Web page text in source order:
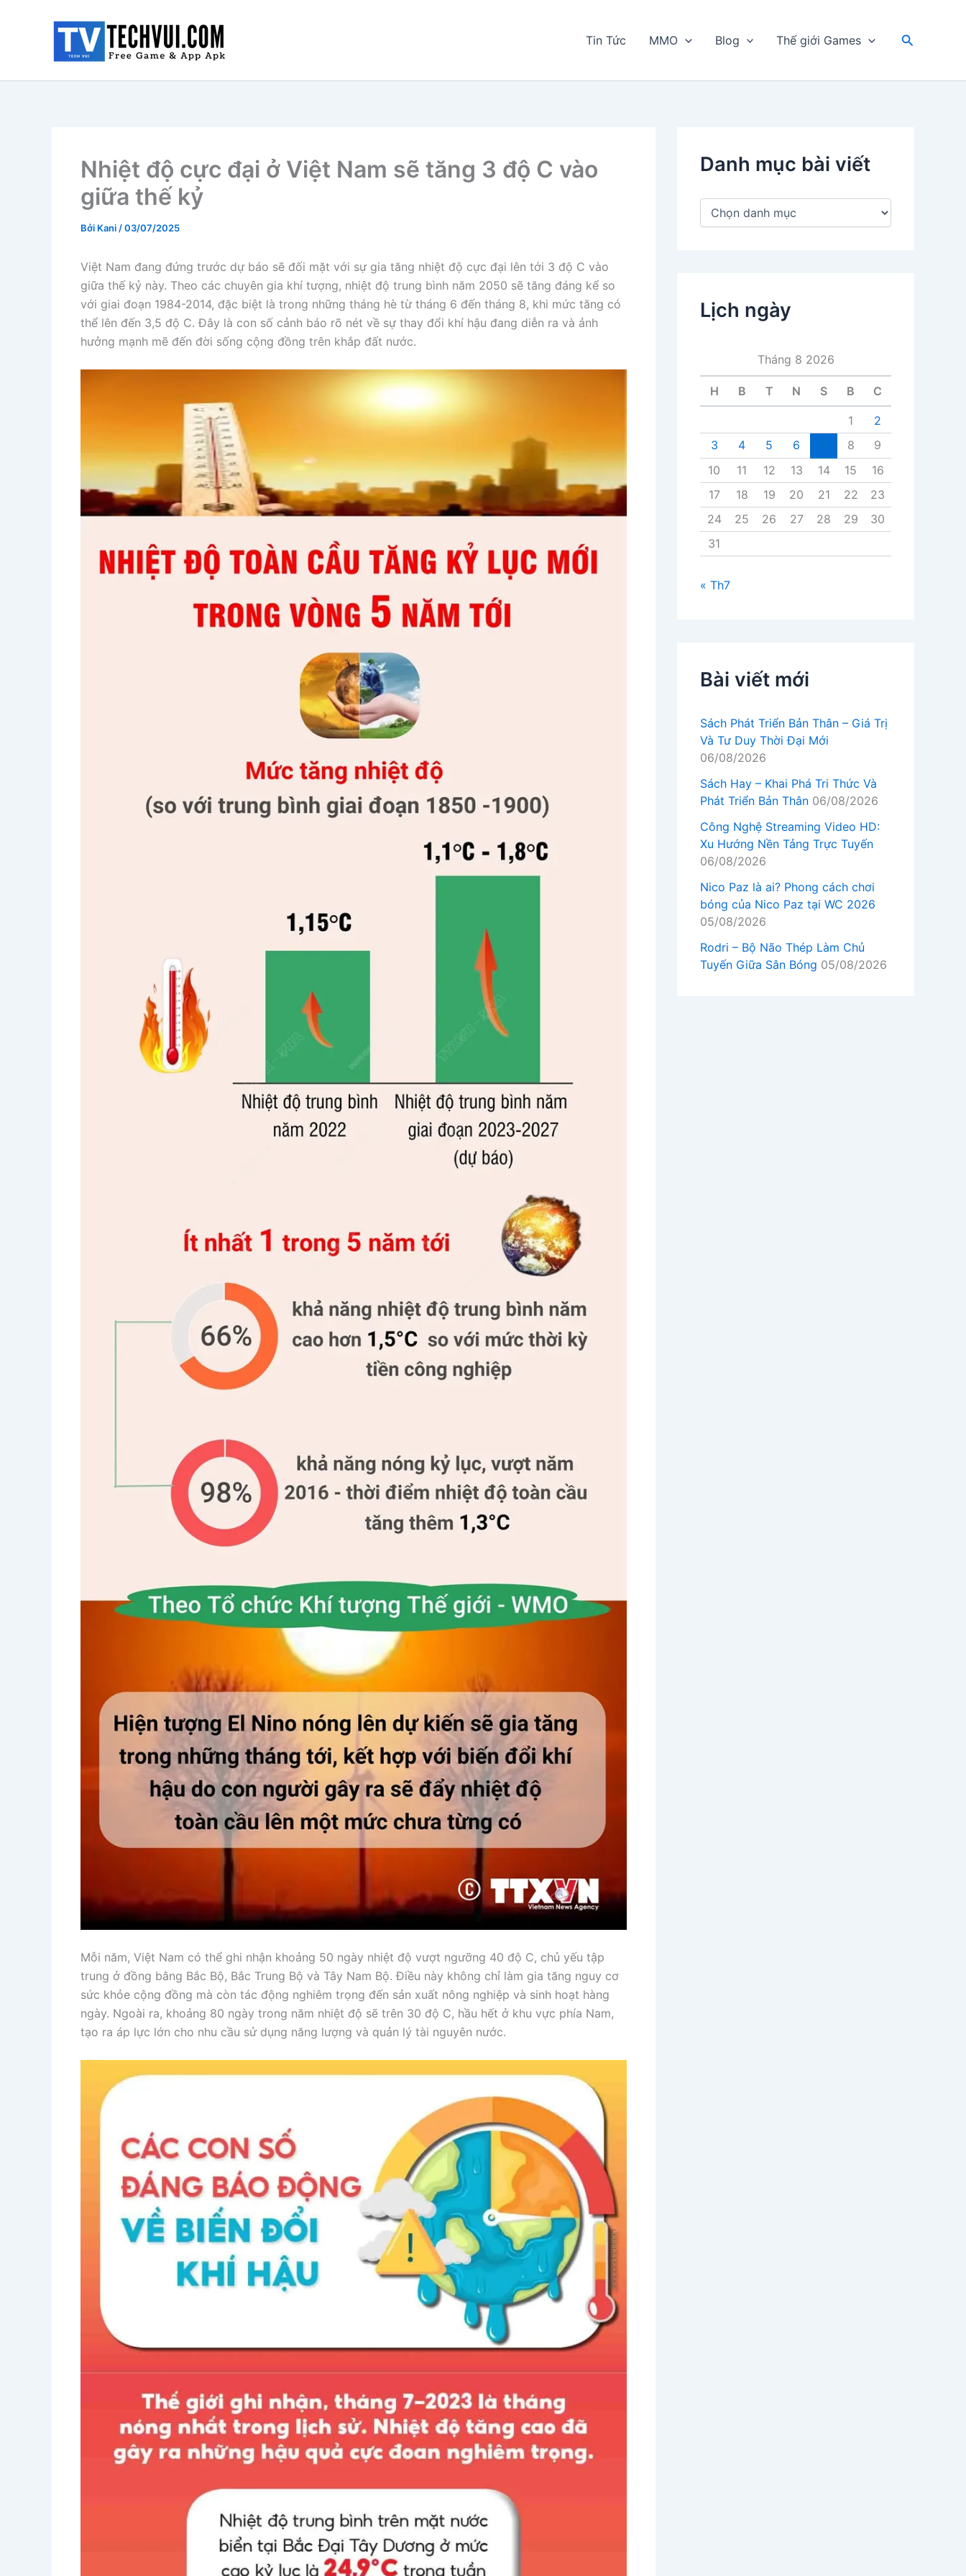
Tin Tức MMO Blog Thế giới Games
Tìm
Nhiệt độ cực đại ở Việt Nam sẽ tăng 3 độ C vào
giữa thế kỷ
Bởi Kani /03/07/2025
Việt Nam đang đứng trước dự báo sẽ đối mặt với sự gia tăng nhiệt độ cực đại lên tới 3 độ C vào
giữa thế kỷ này. Theo các chuyên gia khí tượng, nhiệt độ trung bình năm 2050 sẽ tăng đáng kể so
với giai đoạn 1984-2014, đặc biệt là trong những tháng hè từ tháng 6 đến tháng 8, khi mức tăng có
thể lên đến 3,5 độ C. Đây là con số cảnh báo rõ nét về sự thay đổi khí hậu đang diễn ra và ảnh
hưởng mạnh mẽ đến đời sống cộng đồng trên khắp đất nước.
Mỗi năm, Việt Nam có thể ghi nhận khoảng 50 ngày nhiệt độ vượt ngưỡng 40 độ C, chủ yếu tập
trung ở đồng bằng Bắc Bộ, Bắc Trung Bộ và Tây Nam Bộ. Điều này không chỉ làm gia tăng nguy cơ
sức khỏe cộng đồng mà còn tác động nghiêm trọng đến sản xuất nông nghiệp và sinh hoạt hàng
ngày. Ngoài ra, khoảng 80 ngày trong năm nhiệt độ sẽ trên 30 độ C, hầu hết ở khu vực phía Nam,
tạo ra áp lực lớn cho nhu cầu sử dụng năng lượng và quản lý tài nguyên nước.
Danh mục bài viết
D
b
à
ế
Lịch ngày
Tháng 8 2026
H B T N S B C
1
2
3
4 5 6 8
9
10
11 12 13 14 15
16
17
18 19 20 21 22
23
24
25 26 27 28 29
30
31
« Th7
Bài viết mới
Sách Phát Triển Bản Thân – Giá Trị
Và Tư Duy Thời Đại Mới
06/08/2026
Sách Hay – Khai Phá Tri Thức Và
Phát Triển Bản Thân 06/08/2026
Công Nghệ Streaming Video HD:
Xu Hướng Nền Tảng Trực Tuyến
06/08/2026
Nico Paz là ai? Phong cách chơi
bóng của Nico Paz tại WC 2026
05/08/2026
Rodri – Bộ Não Thép Làm Chủ
Tuyến Giữa Sân Bóng 05/08/2026